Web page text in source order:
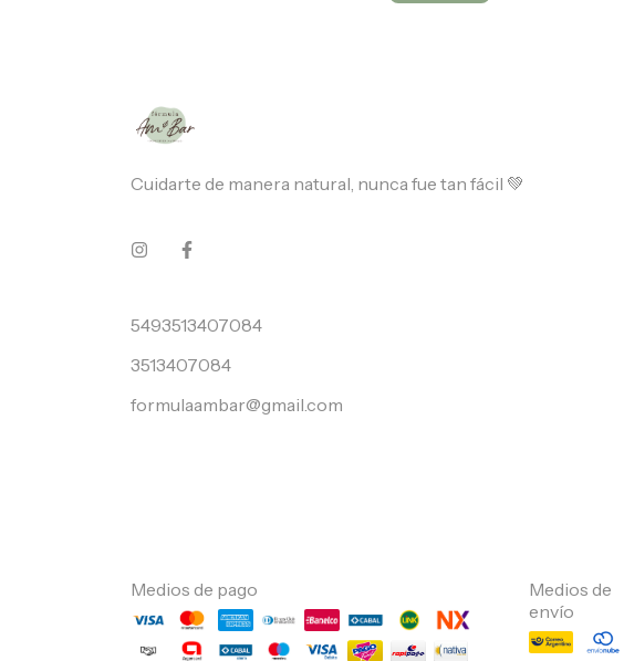
Cuidarte de manera natural, nunca fue tan fácil 💚
5493513407084
3513407084
formulaambar@gmail.com
Medios de pago
Medios de
envío